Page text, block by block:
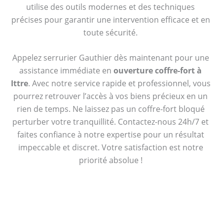
utilise des outils modernes et des techniques
précises pour garantir une intervention efficace et en
toute sécurité.
Appelez serrurier Gauthier dès maintenant pour une
assistance immédiate en ouverture coffre-fort à
Ittre. Avec notre service rapide et professionnel, vous
pourrez retrouver l’accès à vos biens précieux en un
rien de temps. Ne laissez pas un coffre-fort bloqué
perturber votre tranquillité. Contactez-nous 24h/7 et
faites confiance à notre expertise pour un résultat
impeccable et discret. Votre satisfaction est notre
priorité absolue !